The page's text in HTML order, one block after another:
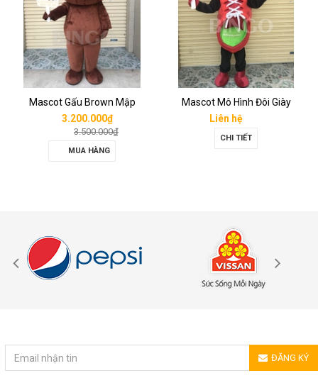
Mascot Gấu Brown Mập
3.200.000₫
3.500.000₫
MUA HÀNG
Mascot Mô Hình Đôi Giày
Liên hệ
CHI TIẾT
ĐĂNG KÝ